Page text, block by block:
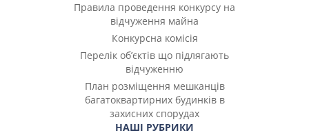
Правила проведення конкурсу на
відчуження майна
Конкурсна комісія
Перелік об’єктів що підлягають
відчуженню
План розміщення мешканців
багатоквартирних будинків в
захисних спорудах
НАШІ РУБРИКИ